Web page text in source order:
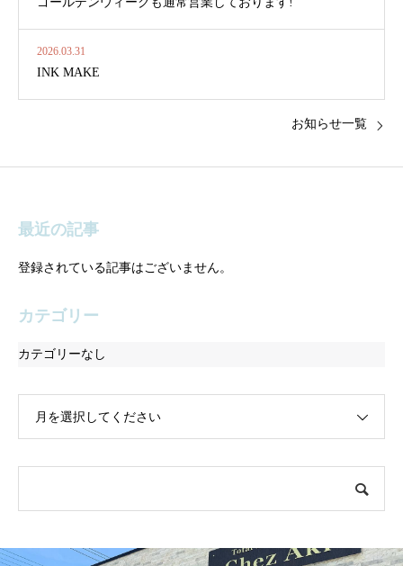
2026.03.31
INK MAKE
お知らせ一覧
最近の記事
登録されている記事はございません。
カテゴリー
カテゴリーなし
月を選択してください